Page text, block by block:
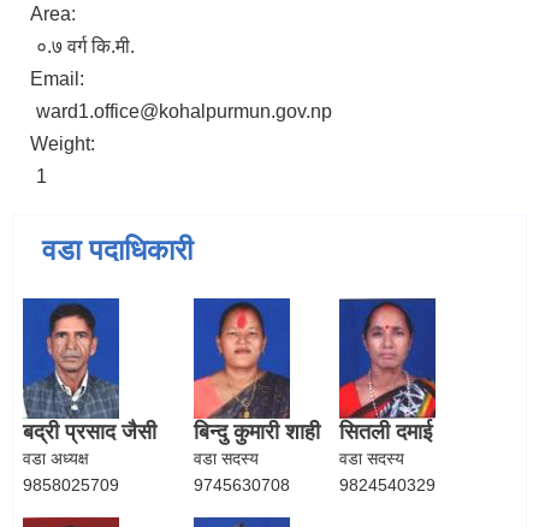
Area:
०.७ वर्ग कि.मी.
Email:
ward1.office@kohalpurmun.gov.np
Weight:
1
वडा पदाधिकारी
बद्री प्रसाद जैसी
वडा अध्यक्ष
9858025709
बिन्दु कुमारी शाही
वडा सदस्य
9745630708
सितली दमाई
वडा सदस्य
9824540329